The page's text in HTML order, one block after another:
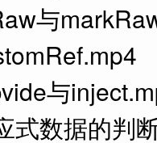
与
与
式数据的判